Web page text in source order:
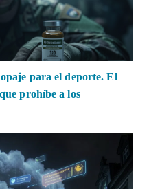
para el deporte. El
prohíbe a los